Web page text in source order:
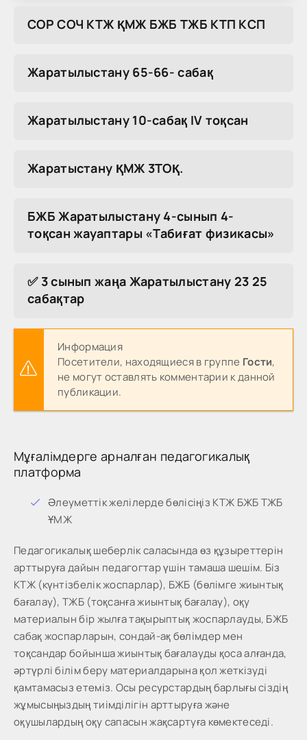
COP COЧ KTЖ ҚMЖ БЖБ TЖБ KTП KCП
Жаратылыстану 65-66- сабақ
Жаратылыстану 10-сабақ IV тоқсан
Жаратыстану ҚМЖ 3ТОҚ.
БЖБ Жаратылыстану 4-сынып 4-
тоқсан жауаптары «Табиғат физикасы»
✅ 3 сынып жаңа Жаратылыстану 23 25
сабақтар
Информация
Посетители, находящиеся в группе Гости,
не могут оставлять комментарии к данной
публикации.
Мұғалімдерге арналған педагогикалық
платформа
Әлеуметтік желілерде бөлісіңіз КТЖ БЖБ ТЖБ
ҰМЖ
Педагогикалық шеберлік саласында өз құзыреттерін
арттыруға дайын педагогтар үшін тамаша шешім. Біз
КТЖ (күнтізбелік жоспарлар), БЖБ (бөлімге жиынтық
бағалау), ТЖБ (тоқсанға жиынтық бағалау), оқу
материалын бір жылға тақырыптық жоспарлауды, БЖБ
сабақ жоспарларын, сондай-ақ бөлімдер мен
тоқсандар бойынша жиынтық бағалауды қоса алғанда,
әртүрлі білім беру материалдарына қол жеткізуді
қамтамасыз етеміз. Осы ресурстардың барлығы сіздің
жұмысыңыздың тиімділігін арттыруға және
оқушылардың оқу сапасын жақсартуға көмектеседі.